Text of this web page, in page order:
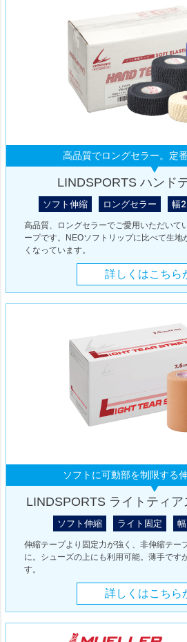
高品質でロングセラー。定
LINDSPORTS ハンド
ソフト伸縮 ロングセラー 幅
高品質、ロングセラーでご愛用いただいて
ープです。NEOソフトリップに比べて生地
くなっています。
詳しくはこちら
ソフトに可動部を制限する
LINDSPORTS ライトティ
ソフト伸縮 ライト固定
伸縮テープより固定力が強く、非伸縮テー
に。シューズの上にも利用可能。薄手です
す。
詳しくはこちら